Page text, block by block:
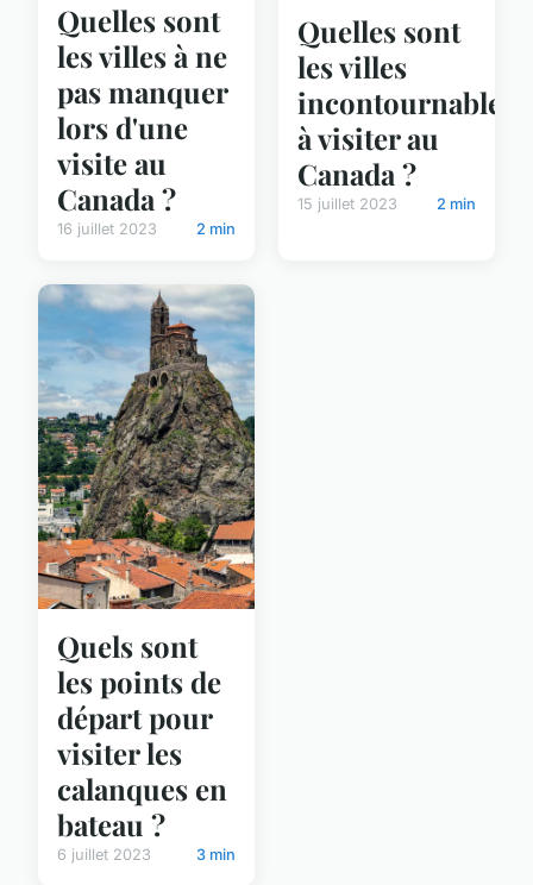
Quelles sont
les villes à ne
pas manquer
lors d'une
visite au
Canada ?
16 juillet 2023 2 min
Quelles sont
les villes
incontournables
à visiter au
Canada ?
15 juillet 2023 2 min
Quels sont
les points de
départ pour
visiter les
calanques en
bateau ?
6 juillet 2023 3 min